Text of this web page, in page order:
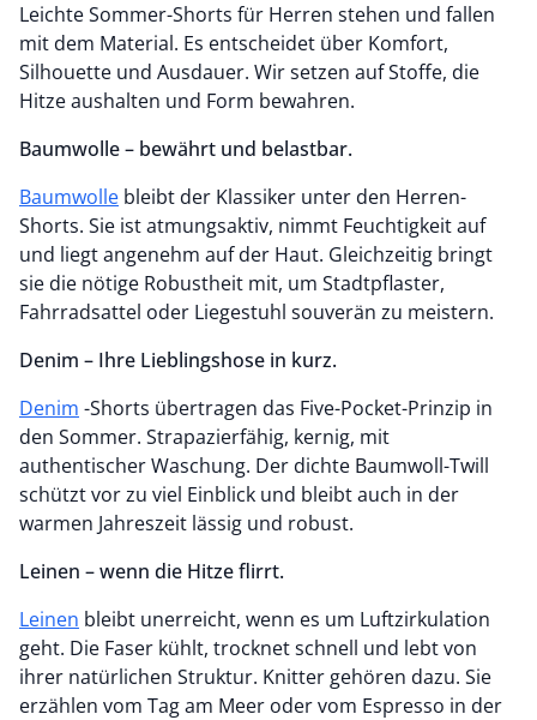
Leichte Sommer-Shorts für Herren stehen und fallen
mit dem Material. Es entscheidet über Komfort,
Silhouette und Ausdauer. Wir setzen auf Stoffe, die
Hitze aushalten und Form bewahren.
Baumwolle – bewährt und belastbar.
Baumwolle
Shorts. Sie ist atmungsaktiv, nimmt Feuchtigkeit auf
und liegt angenehm auf der Haut. Gleichzeitig bringt
sie die nötige Robustheit mit, um Stadtpflaster,
Fahrradsattel oder Liegestuhl souverän zu meistern.
Denim – Ihre Lieblingshose in kurz.
Denim -Shorts übertragen das Five-Pocket-Prinzip in
den Sommer. Strapazierfähig, kernig, mit
authentischer Waschung. Der dichte Baumwoll-Twill
schützt vor zu viel Einblick und bleibt auch in der
warmen Jahreszeit lässig und robust.
Leinen – wenn die Hitze flirrt.
Leinen
geht. Die Faser kühlt, trocknet schnell und lebt von
ihrer natürlichen Struktur. Knitter gehören dazu. Sie
erzählen vom Tag am Meer oder vom Espresso in der